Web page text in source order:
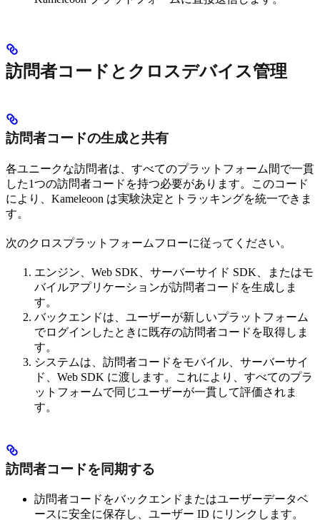
訪問者コードとクロスデバイス管理
訪問者コードの生成と共有
各ユニークな訪問者は、すべてのプラットフォーム間で一貫
した1つの訪問者コードを持つ必要があります。このコード
により、Kameleoon は実験決定とトラッキングを統一できま
す。
次のクロスプラットフォームフローに従ってください。
エンジン、Web SDK、サーバーサイド SDK、またはモ
バイルアプリケーションが訪問者コードを生成しま
す。
バックエンドは、ユーザーが新しいプラットフォーム
でログインしたときに既存の訪問者コードを取得しま
す。
システムは、訪問者コードをモバイル、サーバーサイ
ド、Web SDK に渡します。これにより、すべてのプラ
ットフォームで同じユーザーが一貫して評価されま
す。
訪問者コードを同期する
訪問者コードをバックエンドまたはユーザーデータベ
ースに安全に保存し、ユーザー ID にリンクします。